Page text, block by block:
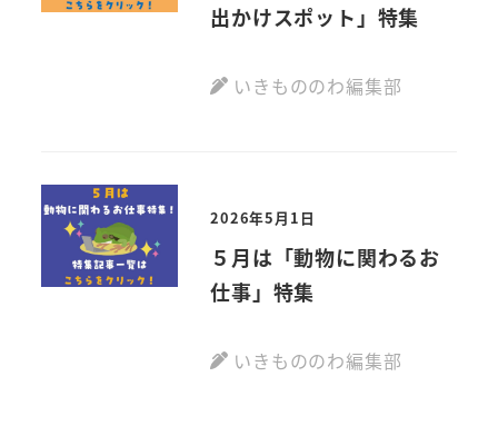
出かけスポット」特集
いきもののわ編集部
2026年5月1日
５月は「動物に関わるお
仕事」特集
いきもののわ編集部